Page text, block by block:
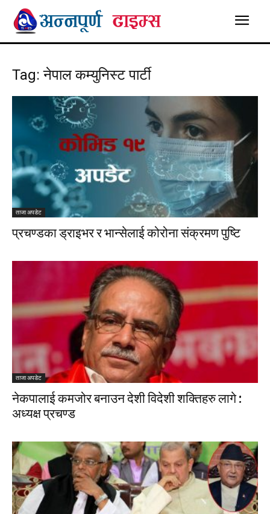
Tag: नेपाल कम्युनिस्ट पार्टी
ताजा अपडेट
प्रचण्डका ड्राइभर र भान्सेलाई कोरोना संक्रमण पुष्टि
ताजा अपडेट
नेकपालाई कमजोर बनाउन देशी विदेशी शक्तिहरु लागे :
अध्यक्ष प्रचण्ड